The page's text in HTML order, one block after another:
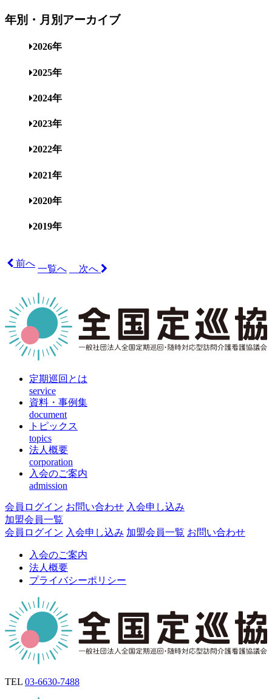
年別・月別アーカイブ
2026年
2025年
2024年
2023年
2022年
2021年
2020年
2019年
前へ
一覧へ 次へ
定期巡回とは
service
資料・事例集
document
トピックス
topics
法人概要
corporation
入会のご案内
admission
会員ログイン お問い合わせ 入会申し込み
加盟会員一覧
会員ログイン 入会申し込み 加盟会員一覧 お問い合わせ
入会のご案内
法人概要
プライバシーポリシー
TEL 03-6630-7488